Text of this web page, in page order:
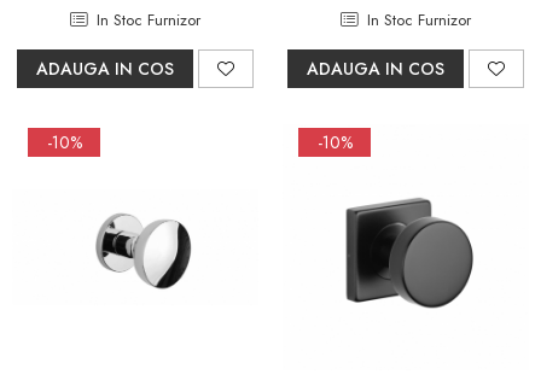
In Stoc Furnizor
ADAUGA IN COS
In Stoc Furnizor
ADAUGA IN COS
-10% -10%